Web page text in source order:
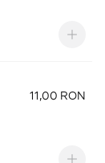
11,00 RON